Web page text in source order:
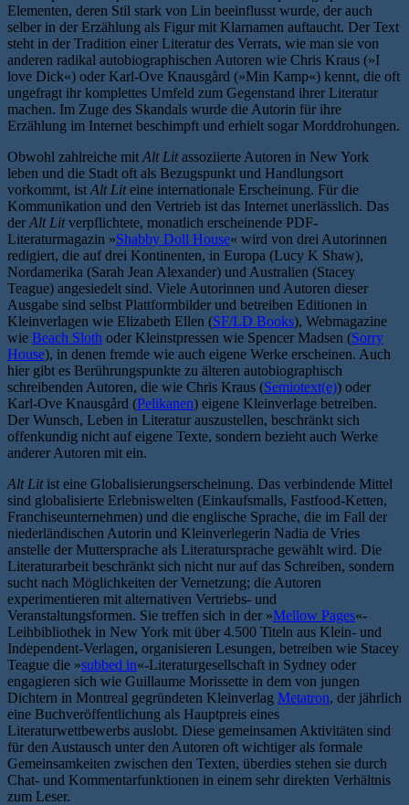
Elementen, deren Stil stark von Lin beeinflusst wurde, der auch
selber in der Erzählung als Figur mit Klarnamen auftaucht. Der Text
steht in der Tradition einer Literatur des Verrats, wie man sie von
anderen radikal autobiographischen Autoren wie Chris Kraus (»I
love Dick«) oder Karl-Ove Knausgård (»Min Kamp«) kennt, die oft
ungefragt ihr komplettes Umfeld zum Gegenstand ihrer Literatur
machen. Im Zuge des Skandals wurde die Autorin für ihre
Erzählung im Internet beschimpft und erhielt sogar Morddrohungen.
Obwohl zahlreiche mit Alt Litassoziierte Autoren in New York
leben und die Stadt oft als Bezugspunkt und Handlungsort
vorkommt, ist Alt Liteine internationale Erscheinung. Für die
Kommunikation und den Vertrieb ist das Internet unerlässlich. Das
der Alt Litverpflichtete, monatlich erscheinende PDF-
Literaturmagazin »Shabby Doll House« wird von drei Autorinnen
redigiert, die auf drei Kontinenten, in Europa (Lucy K Shaw),
Nordamerika (Sarah Jean Alexander) und Australien (Stacey
Teague) angesiedelt sind. Viele Autorinnen und Autoren dieser
Ausgabe sind selbst Plattformbilder und betreiben Editionen in
Kleinverlagen wie Elizabeth Ellen (SF/LD Books), Webmagazine
wie Beach Sloth oder Kleinstpressen wie Spencer Madsen (Sorry
House), in denen fremde wie auch eigene Werke erscheinen. Auch
hier gibt es Berührungspunkte zu älteren autobiographisch
schreibenden Autoren, die wie Chris Kraus (Semiotext(e)) oder
Karl-Ove Knausgård (Pelikanen) eigene Kleinverlage betreiben.
Der Wunsch, Leben in Literatur auszustellen, beschränkt sich
offenkundig nicht auf eigene Texte, sondern bezieht auch Werke
anderer Autoren mit ein.
Alt Litist eine Globalisierungserscheinung. Das verbindende Mittel
sind globalisierte Erlebniswelten (Einkaufsmalls, Fastfood-Ketten,
Franchiseunternehmen) und die englische Sprache, die im Fall der
niederländischen Autorin und Kleinverlegerin Nadia de Vries
anstelle der Muttersprache als Literatursprache gewählt wird. Die
Literaturarbeit beschränkt sich nicht nur auf das Schreiben, sondern
sucht nach Möglichkeiten der Vernetzung; die Autoren
experimentieren mit alternativen Vertriebs- und
Veranstaltungsformen. Sie treffen sich in der »Mellow Pages«-
Leihbibliothek in New York mit über 4.500 Titeln aus Klein- und
Independent-Verlagen, organisieren Lesungen, betreiben wie Stacey
Teague die »subbed in«-Literaturgesellschaft in Sydney oder
engagieren sich wie Guillaume Morissette in dem von jungen
Dichtern in Montreal gegründeten Kleinverlag Metatron, der jährlich
eine Buchveröffentlichung als Hauptpreis eines
Literaturwettbewerbs auslobt. Diese gemeinsamen Aktivitäten sind
für den Austausch unter den Autoren oft wichtiger als formale
Gemeinsamkeiten zwischen den Texten, überdies stehen sie durch
Chat- und Kommentarfunktionen in einem sehr direkten Verhältnis
zum Leser.